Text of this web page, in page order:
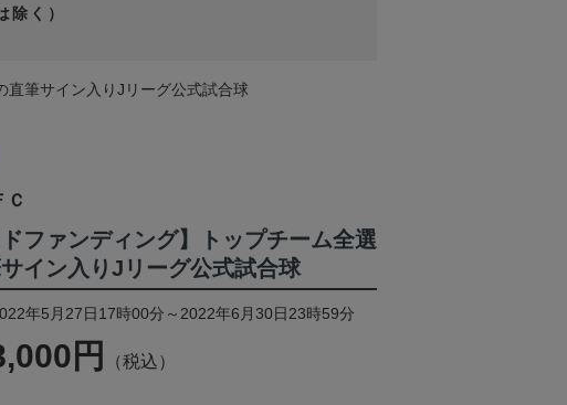
除く）
直筆サイン入りJリーグ公式試合球
Ｃ
ドファンディング】トップチーム全選
イン入りJリーグ公式試合球
年5月27日17時00分～2022年6月30日23時59分
円 （税込）